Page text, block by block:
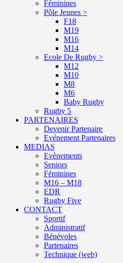
Féminines
Pôle Jeunes >
F18
M19
M16
M14
Ecole De Rugby >
M12
M10
M8
M6
Baby Rugby
Rugby 5
PARTENAIRES
Devenir Partenaire
Evénement Partenaires
MEDIAS
Evènements
Seniors
Féminines
M16 – M18
EDR
Rugby Five
CONTACT
Sportif
Administratif
Bénévoles
Partenaires
Technique (web)